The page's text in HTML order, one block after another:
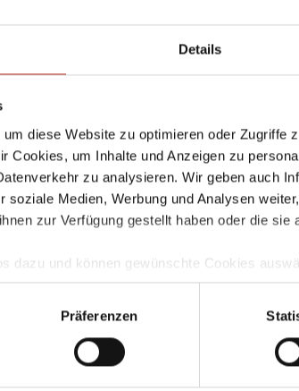
Details
diese Website zu optimieren oder Zugriffe
Cookies, um Inhalte und Anzeigen zu
zu analysieren. Wir geben auch
soziale Medien, Werbung und Analysen
zur Verfügung gestellt haben oder die
dazu und können gewünschte Cookies
und zur Speicherung Ihrer Daten
gesetzt, wenn Sie auf "Ablehnen" klicken.
Präferenzen
Sie einen
Adressse wird nicht veröffentlicht. Markierte
E-Mail-Adresse und Website in diesem